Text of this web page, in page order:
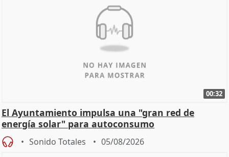
00:32
El Ayuntamiento impulsa una "gran red de
energía solar" para autoconsumo
Sonido Totales 05/08/2026